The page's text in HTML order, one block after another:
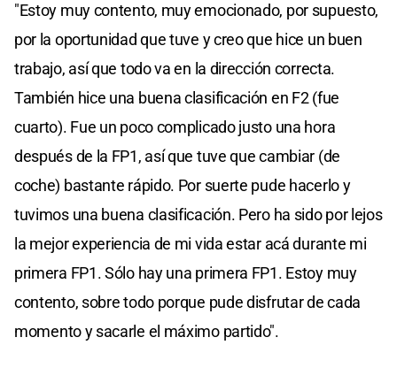
"Estoy muy contento, muy emocionado, por supuesto,
por la oportunidad que tuve y creo que hice un buen
trabajo, así que todo va en la dirección correcta.
También hice una buena clasificación en F2 (fue
cuarto). Fue un poco complicado justo una hora
después de la FP1, así que tuve que cambiar (de
coche) bastante rápido. Por suerte pude hacerlo y
tuvimos una buena clasificación. Pero ha sido por lejos
la mejor experiencia de mi vida estar acá durante mi
primera FP1. Sólo hay una primera FP1. Estoy muy
contento, sobre todo porque pude disfrutar de cada
momento y sacarle el máximo partido".